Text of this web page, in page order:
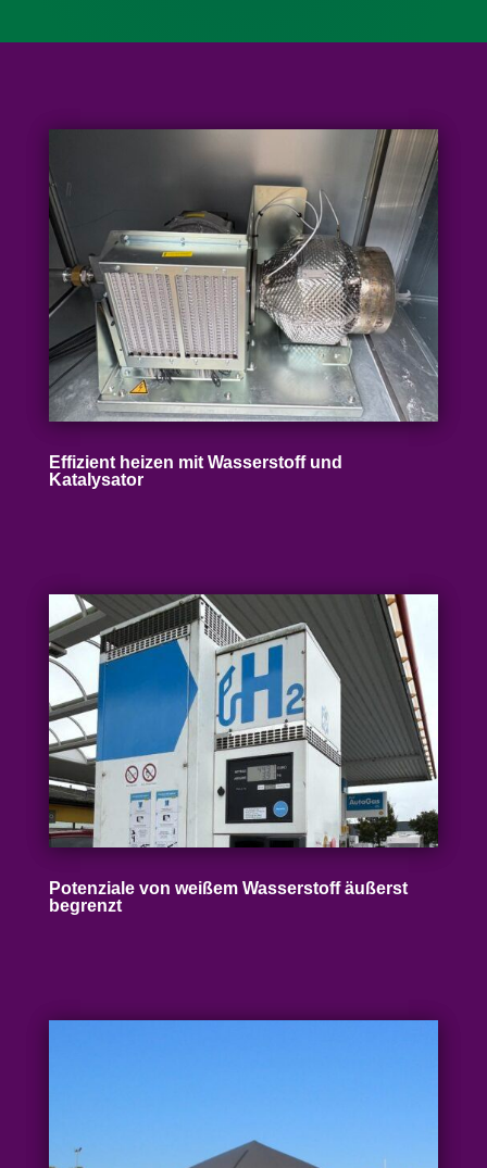
Effizient heizen mit Wasser­stoff und
Katalysator
Poten­ziale von weißem Wasser­stoff äußerst
begrenzt